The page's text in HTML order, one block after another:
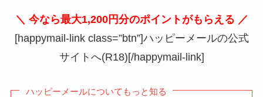
＼ 今なら最大1,200円分のポイントがもらえる ／
[happymail-link class=”btn”]ハッピーメールの公式
サイトへ(R18)[/happymail-link]
ハッピーメールについてもっと知る